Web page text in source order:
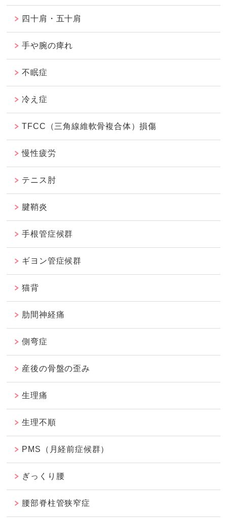
四十肩・五十肩
手や腕の痺れ
不眠症
冷え症
TFCC（三角線維軟骨複合体）損傷
慢性疲労
テニス肘
腱鞘炎
手根管症候群
ギヨン管症候群
猫背
肋間神経痛
側弯症
産後の骨盤の歪み
生理痛
生理不順
PMS（月経前症候群）
ぎっくり腰
腰部脊柱管狭窄症